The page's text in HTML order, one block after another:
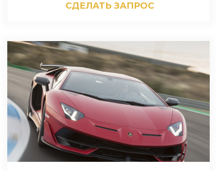
СДЕЛАТЬ ЗАПРОС